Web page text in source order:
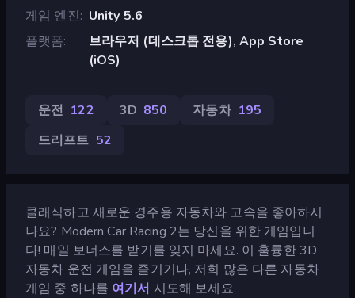
게임 엔진
Unity 5.6
플랫폼
브라우저 (데스크톱 전용), App Store
(iOS)
운전 122 3D 850 자동차 195
드리프트 52
클래식하고 새로운 경주용 자동차와 고속을 좋아하시
나요? Modern Car Racing 2는 당신을 위한 게임입니
다! 매일 보너스를 받기를 잊지 마세요. 이 훌륭한 3D
자동차 운전 게임을 즐기거나, 저희 많은 다른 자동차
게임 중 하나를 여기서 시도해 보세요.